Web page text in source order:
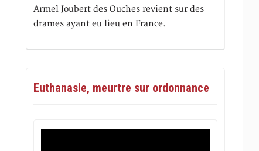
Armel Joubert des Ouches revient sur des
drames ayant eu lieu en France.
Euthanasie, meurtre sur ordonnance